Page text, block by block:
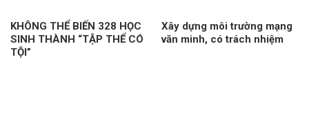
KHÔNG THỂ BIẾN 328 HỌC
SINH THÀNH “TẬP THỂ CÓ
TỘI”
Xây dựng môi trường mạng
văn minh, có trách nhiệm